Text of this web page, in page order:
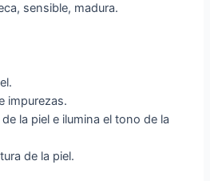
sensible, madura.
impurezas.
la piel e ilumina el tono de la
de la piel.